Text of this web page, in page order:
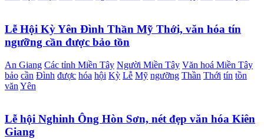
Lễ Hội Kỳ Yên Đình Thần Mỹ Thới, văn hóa tín
ngưỡng cần được bảo tồn
An Giang Các tỉnh Miền Tây Người Miền Tây Văn hoá Miền Tây
bảo cần Đình được hóa hội Kỳ Lễ Mỹ ngưỡng Thần Thới tín tồn
văn Yên
Lễ hội Nghinh Ông Hòn Sơn, nét đẹp văn hóa Kiên
Giang